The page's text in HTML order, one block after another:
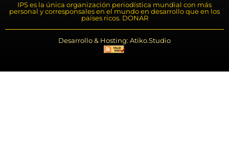
IPS es la única organización periodística mundial con más
personal y corresponsales en el mundo en desarrollo que en los
países ricos. DONAR
Desarrollo & Hosting: Atiko.Studio